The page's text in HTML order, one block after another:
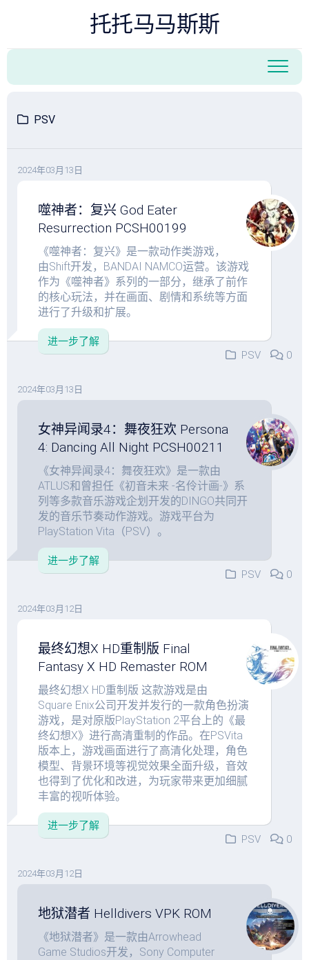
容
托托马马斯斯
搜索
PSV
2024年03月13日
噬神者：复兴 God Eater
Resurrection PCSH00199
《噬神者：复兴》是一款动作类游戏，
由Shift开发，BANDAI NAMCO运营。该游戏
作为《噬神者》系列的一部分，继承了前作
的核心玩法，并在画面、剧情和系统等方面
进行了升级和扩展。
进一步了解
PSV
0
2024年03月13日
女神异闻录4：舞夜狂欢 Persona
4: Dancing All Night PCSH00211
《女神异闻录4：舞夜狂欢》是一款由
ATLUS和曾担任《初音未来 -名伶计画-》系
列等多款音乐游戏企划开发的DINGO共同开
发的音乐节奏动作游戏。游戏平台为
PlayStation Vita（PSV）。
进一步了解
PSV
0
2024年03月12日
最终幻想X HD重制版 Final
Fantasy X HD Remaster ROM
最终幻想X HD重制版 这款游戏是由
Square Enix公司开发并发行的一款角色扮演
游戏，是对原版PlayStation 2平台上的《最
终幻想X》进行高清重制的作品。在PSVita
版本上，游戏画面进行了高清化处理，角色
模型、背景环境等视觉效果全面升级，音效
也得到了优化和改进，为玩家带来更加细腻
丰富的视听体验。
进一步了解
PSV
0
2024年03月12日
地狱潜者 Helldivers VPK ROM
《地狱潜者》是一款由Arrowhead
Game Studios开发，Sony Computer